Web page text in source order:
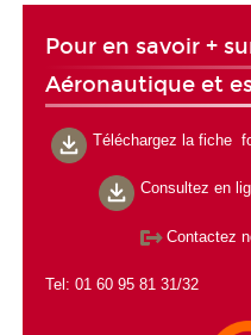
Pour en savoir +
Aéronautique et
Téléchargez la fiche
Consultez en
Contactez
Tel: 01 60 95 81 31/32